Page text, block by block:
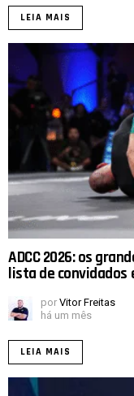
LEIA MAIS
ADCC 2026: os
lista de convidados
por Vitor Freitas
há um mês
LEIA MAIS